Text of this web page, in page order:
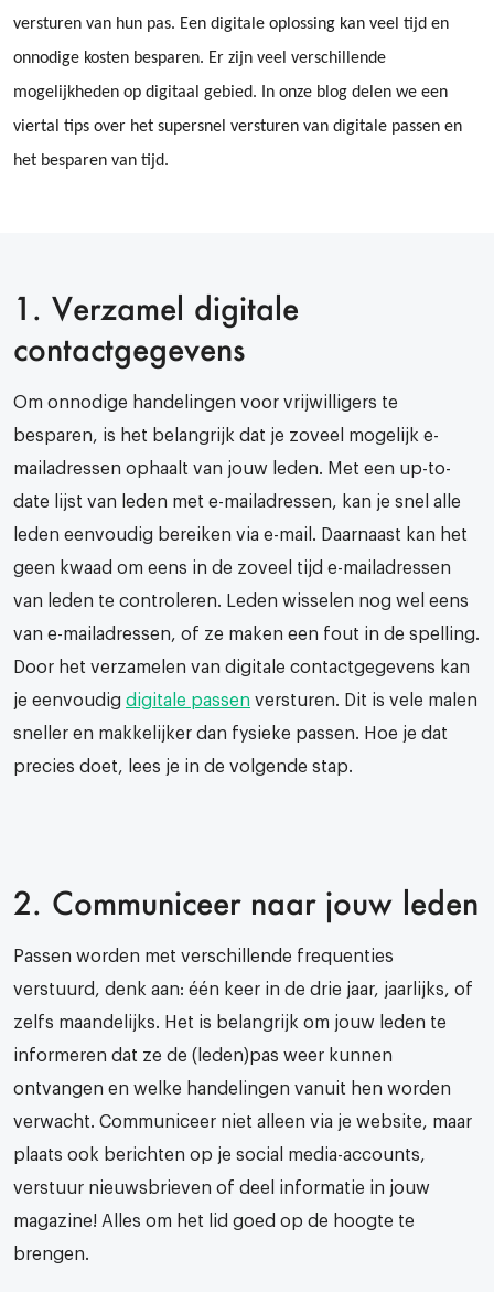
versturen van hun pas. Een digitale oplossing kan veel tijd en
onnodige kosten besparen. Er zijn veel verschillende
mogelijkheden op digitaal gebied.
In onze blog delen we een
viertal tips over het supersnel versturen van digitale passen en
het besparen van tijd.
1. Verzamel digitale
contactgegevens
Om onnodige handelingen voor vrijwilligers te
besparen, is het belangrijk dat je zoveel mogelijk e-
mailadressen ophaalt van jouw leden. Met een up-to-
date lijst van leden met e-mailadressen, kan je snel alle
leden eenvoudig bereiken via e-mail. Daarnaast kan het
geen kwaad om eens in de zoveel tijd e-mailadressen
van leden te controleren. Leden wisselen nog wel eens
van e-mailadressen, of ze maken een fout in de spelling.
Door het verzamelen van digitale contactgegevens kan
je eenvoudig digitale passen versturen. Dit is vele malen
sneller en makkelijker dan fysieke passen. Hoe je dat
precies doet, lees je in de volgende stap.
2. Communiceer naar jouw leden
Passen worden met verschillende frequenties
verstuurd, denk aan: één keer in de drie jaar, jaarlijks, of
zelfs maandelijks. Het is belangrijk om jouw leden te
informeren dat ze de (leden)pas weer kunnen
ontvangen en welke handelingen vanuit hen worden
verwacht. Communiceer niet alleen via je website, maar
plaats ook berichten op je social media-accounts,
verstuur nieuwsbrieven of deel informatie in jouw
magazine! Alles om het lid goed op de hoogte te
brengen.